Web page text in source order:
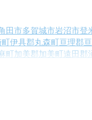
田市多賀城市岩沼市登
町伊具郡丸森町亘理郡
町加美郡加美町遠田郡